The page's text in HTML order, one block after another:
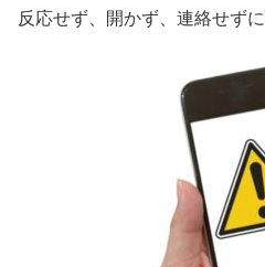
反応せず、開かず、連絡せず